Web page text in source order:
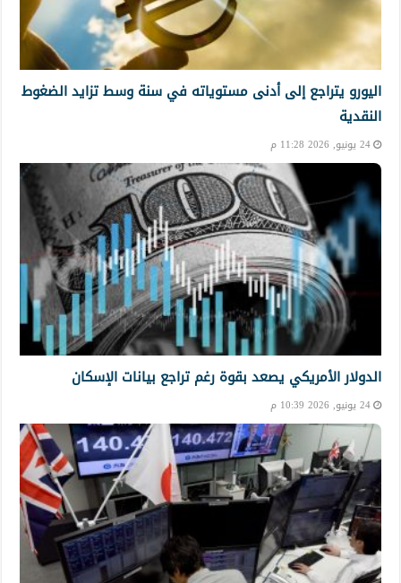
اليورو يتراجع إلى أدنى مستوياته في سنة وسط تزايد الضغوط
النقدية
24 يونيو, 2026 11:28 م
الدولار الأمريكي يصعد بقوة رغم تراجع بيانات الإسكان
24 يونيو, 2026 10:39 م